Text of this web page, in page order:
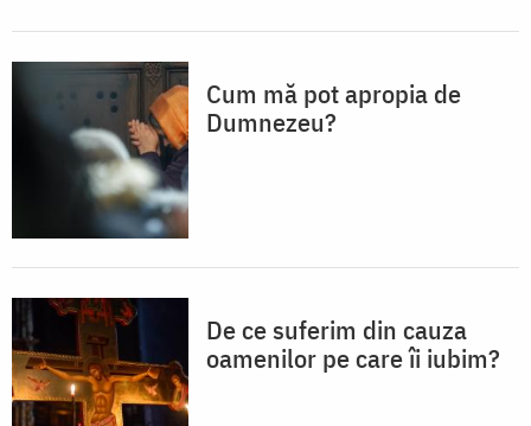
Cum mă pot apropia de
Dumnezeu?
De ce suferim din cauza
oamenilor pe care îi iubim?